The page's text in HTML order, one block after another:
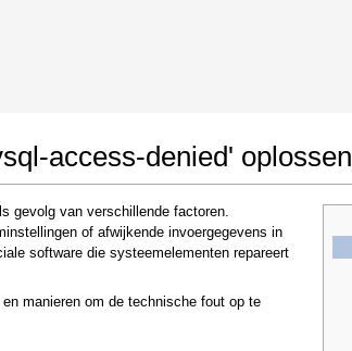
access-denied' oplossen
gevolg van verschillende factoren.
of afwijkende invoergegevens in
software die systeemelementen repareert
manieren om de technische fout op te